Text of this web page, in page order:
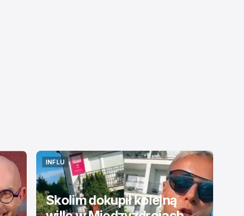
INFLU
INFLU
Skolim dokupił kolejną